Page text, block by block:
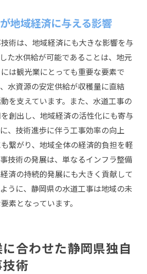
地域経済に与える影響
術は、地域経済にも大きな影響を与
た水供給が可能であることは、地元
は観光業にとっても重要な要素で
水資源の安定供給が収穫量に直結
を支えています。また、水道工事の
創出し、地域経済の活性化にも寄与
、技術進歩に伴う工事効率の向上
繋がり、地域全体の経済的負担を軽
技術の発展は、単なるインフラ整備
済の持続的発展にも大きく貢献して
うに、静岡県の水道工事は地域の未
素となっています。
合わせた静岡県独自
術